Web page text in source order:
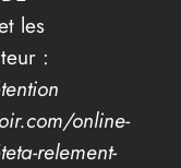
les
:
online-
relement-